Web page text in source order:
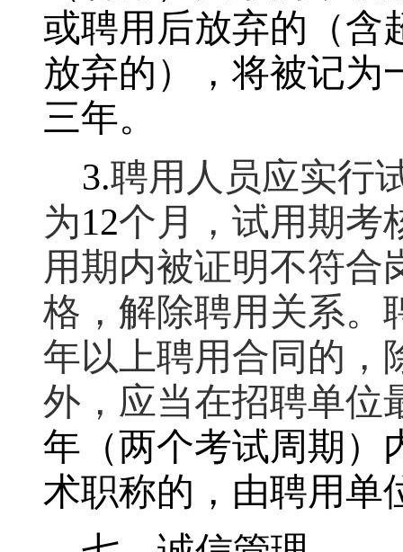
或聘用后放弃的（含
放弃的），将被记为
三年。
3.聘用人员应实行
为12个月，试用期考
用期内被证明不符合
格，解除聘用关系。
年以上聘用合同的，
外，应当在招聘单位
年（两个考试周期）
术职称的，由聘用单